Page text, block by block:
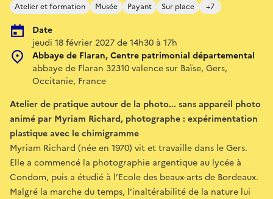
Atelier et formation Musée Payant Sur place +7
Date
jeudi 18 février 2027 de 14h30 à 17h
Abbaye de Flaran, Centre patrimonial départemental
abbaye de Flaran 32310 valence sur Baïse, Gers,
Occitanie, France
Atelier de pratique autour de la photo... sans appareil photo
animé par Myriam Richard, photographe : expérimentation
plastique avec le chimigramme
Myriam Richard (née en 1970) vit et travaille dans le Gers.
Elle a commencé la photographie argentique au lycée à
Condom, puis a étudié à l’Ecole des beaux-arts de Bordeaux.
Malgré la marche du temps, l’inaltérabilité de la nature lui